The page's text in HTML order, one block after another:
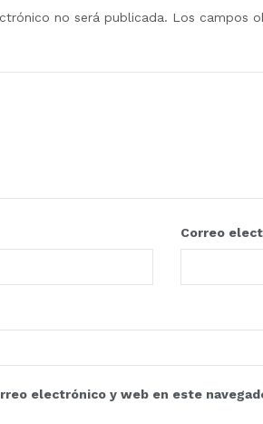
no será publicada. Los campos
Correo
electrónico y web en este